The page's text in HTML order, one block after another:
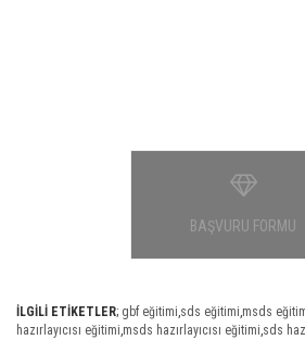
BAŞVURU FORMU
İLGİLİ ETİKETLER; gbf eğitimi,sds eğitimi,msds
hazırlayıcısı eğitimi,msds hazırlayıcısı eğitimi,sds